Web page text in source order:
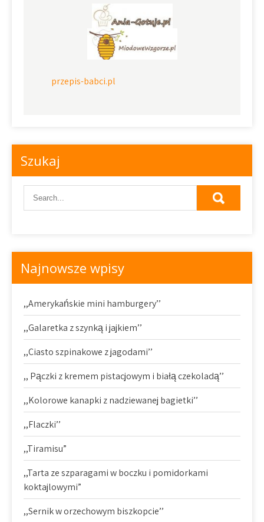
przepis-babci.pl
Szukaj
Najnowsze wpisy
,,Amerykańskie mini hamburgery’’
,,Galaretka z szynką i jajkiem’’
,,Ciasto szpinakowe z jagodami’’
,, Pączki z kremem pistacjowym i białą czekoladą’’
,,Kolorowe kanapki z nadziewanej bagietki’’
,,Flaczki’’
,,Tiramisu”
,,Tarta ze szparagami w boczku i pomidorkami
koktajlowymi”
,,Sernik w orzechowym biszkopcie’’